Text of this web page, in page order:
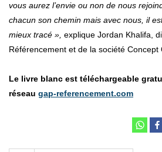
vous aurez l’envie ou non de nous
chacun son chemin mais avec nous, il
mieux tracé », explique Jordan Khalifa,
Référencement et de la société Concept
Le livre blanc est téléchargeable
réseau gap-referencement.com